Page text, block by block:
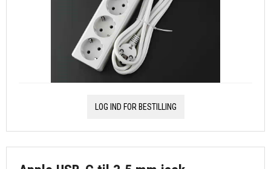
LOG IND FOR BESTILLING